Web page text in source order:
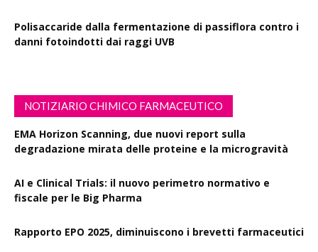
danni fotoindotti dai raggi UVB
NOTIZIARIO CHIMICO FARMACEUTICO
EMA Horizon Scanning, due nuovi report sulla
degradazione mirata delle proteine e la microgravità
fiscale per le Big Pharma